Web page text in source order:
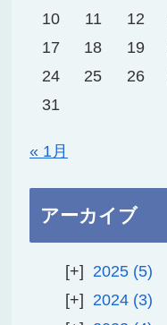
10
11 12
17
18 19
24
25 26
31
« 1月
アーカイブ
2025 5
2024 3